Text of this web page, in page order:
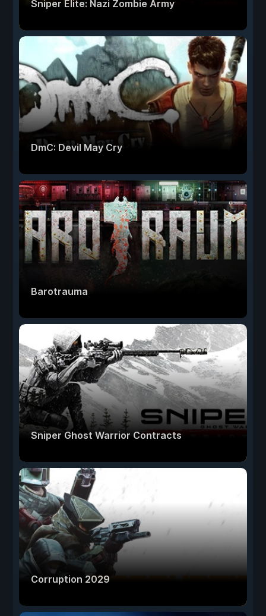
Sniper Elite: Nazi Zombie Army
DmC: Devil May Cry
Barotrauma
Sniper Ghost Warrior Contracts
Corruption 2029